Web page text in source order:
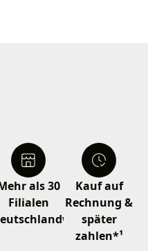
als 30
Filialen
Kauf auf
Rechnung &
später
zahlen*¹